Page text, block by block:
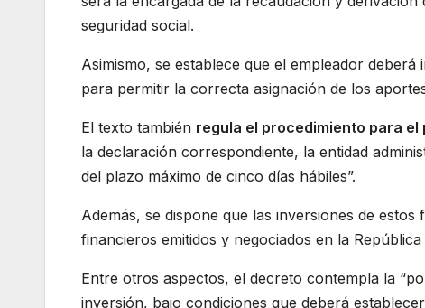
seguridad social.
Asimismo, se establece que el empleador
para permitir la correcta asignación de los
El texto también regula el procedimiento para el
la declaración correspondiente, la entidad
del plazo máximo de cinco días hábiles”.
Además, se dispone que las inversiones de
financieros emitidos y negociados en la República
Entre otros aspectos, el decreto contempla la
inversión, bajo condiciones que deberá